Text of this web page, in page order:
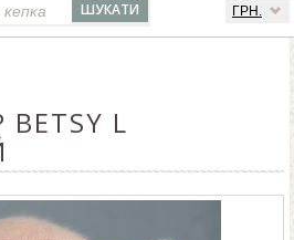
ГРН.
BETSY L